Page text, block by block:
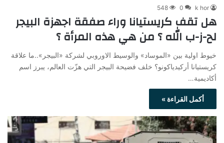
k hor
0
548
هل تقف كريستيانا وراء صفقة اجهزة البيجر
لح-ز-ب الله ؟ من هي هذه المرأة ؟
خيوط اولية بين «الموساد» والوسيط الاوروبي لشركة «البيجر»..ما علاقة
كريستيانا أركيدياكونو؟ خلف فضيحة البيجر التي هزّت العالم، يبرز اسم
أكاديمية…
أكمل القراءة »